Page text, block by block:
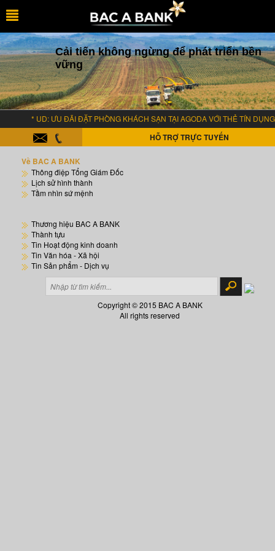
Cải tiến không ngừng để phát triển bền
vững
UD: ƯU ĐÃI ĐẶT PHÒNG KHÁCH SẠN TẠI AGODA VỚI THẺ TÍN DỤNG
HỖ TRỢ TRỰC TUYẾN
Về BAC A BANK
Thông điệp Tổng Giám Đốc
Lịch sử hình thành
Tầm nhìn sứ mệnh
Thương hiệu BAC A BANK
Thành tựu
Tin Hoạt động kinh doanh
Tin Văn hóa - Xã hội
Tin Sản phẩm - Dịch vụ
Copyright © 2015 BAC A BANK
All rights reserved